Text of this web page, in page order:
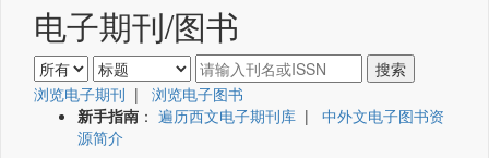
电子期刊/图书
浏览电子期刊 | 浏览电子图书
新手指南 ： 遍历西文电子期刊库 | 中外文电子图书资
源简介